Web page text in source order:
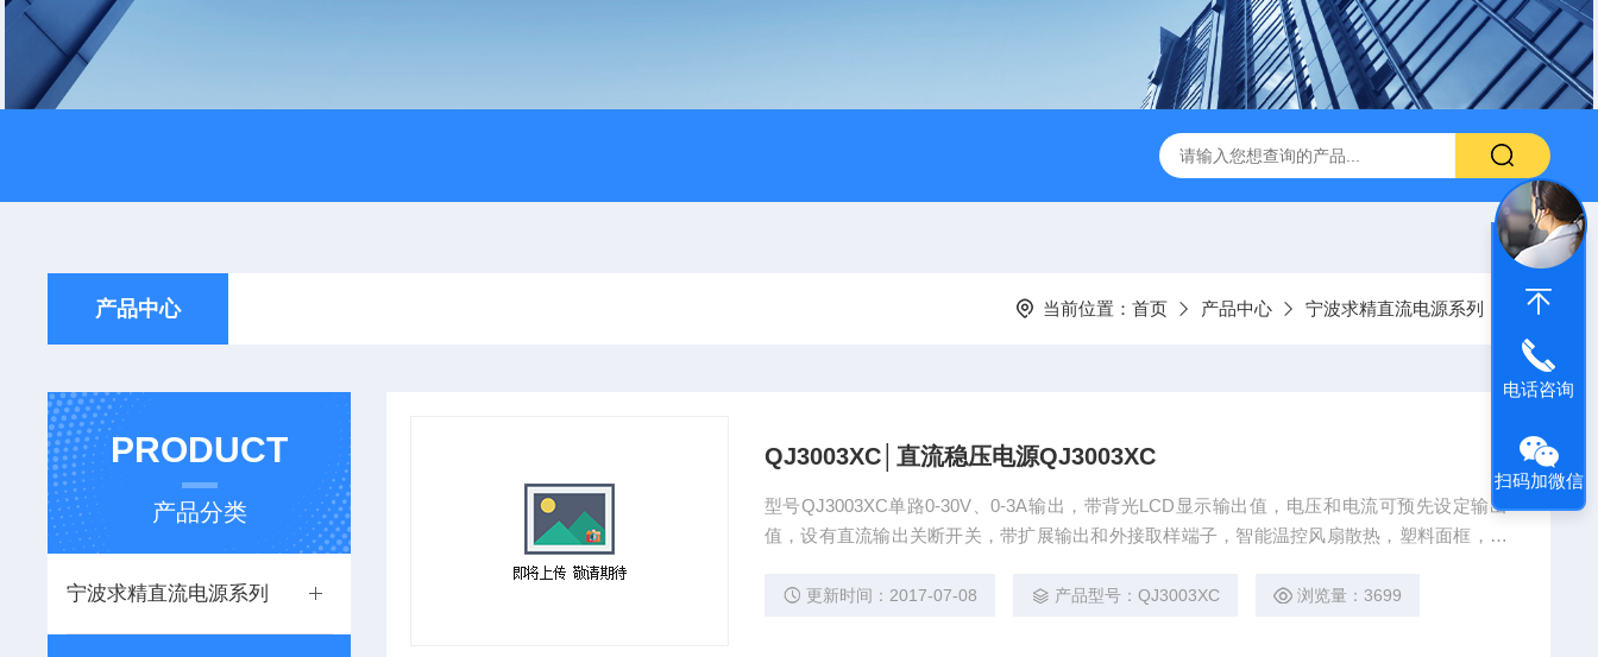
产品中心 当前位置： 首页 产品中心 宁波求精直流电源系列
PRODUCT
产品分类
宁波求精直流电源系列
QJ3003XC│直流稳压电源QJ3003XC
型号QJ3003XC单路0-30V、0-3A输出，带背光LCD显示输出值，电压和电流可预先设定输出
值，设有直流输出关断开关，带扩展输出和外接取样端子，智能温控风扇散热，塑料面框，金
更新时间：2017-07-08 产品型号：QJ3003XC 浏览量：3699
电话咨询
扫码加微信